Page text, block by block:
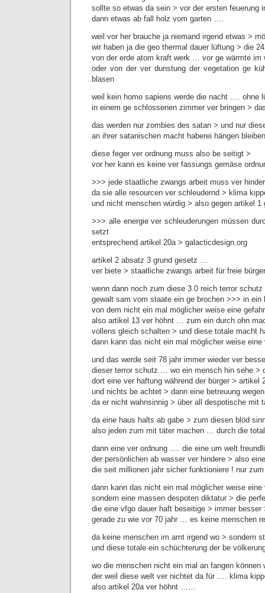
sollte so etwas da sein > vor der ersten feuerung
dann etwas ab fall holz vom garten ….
weil vor her brauche ja niemand irgend etwas >
wir haben ja die geo thermal dauer lüftung > die
von der erde atom kraft werk … vor ge wärmte
oder von der ver dunstung der vegetation ge
blasen
weil kein homo sapiens werde die nacht …. ohne
in einem ge schlossenen zimmer ver bringen >
das werden nur zombies des satan > und nur
an ihrer satanischen macht haberei hängen
diese feger ver ordnung muss also be seitigt >
vor her kann es keine ver fassungs gemäse
>>> jede staatliche zwangs arbeit muss ver
da sie alle resourcen ver schleudernd > klima
und nicht menschen würdig > also gegen artikel 1
>>> alle energie ver schleuderungen müssen
setzt
entsprechend artikel 20a > galacticdesign.org
artikel 2 absatz 3 grund gesetz …
ver biete > staatliche zwangs arbeit für freie
wenn dann noch zum diese 3.0 reich terror
gewalt sam vom staate ein ge brochen >>> in ein
von dem nicht ein mal möglicher weise eine
also artikel 13 ver höhnt … zum ein durch ohn
vollens gleich schalten > und diese totale macht
dann kann das nicht ein mal möglicher weise
und das werde seit 78 jahr immer wieder ver
dieser terror schutz … wo ein mensch hin sehe >
dort eine ver haftung während der bürger > artikel
und nichts be achtet > dann eine betreuung
da er nicht wahnsinnig > über all despotische mit
da eine haus halts ab gabe > zum diesen blöd
also jeden zum mit täter machen … durch die
dann eine ver ordnung …. die eine um welt
der persönlichen ab wasser ver hindere > also
die seit millionen jahr sicher funktioniere ! nur
dann kann das nicht ein mal möglicher weise
sondern eine massen despoten diktatur > die
die eine vfgo dauer haft beseitige > immer besser
gerade zu wie vor 70 jahr … es keine menschen
da keine menschen im amt irgend wo > sondern
und diese totale ein schüchterung der be
wo die menschen nicht ein mal an fangen
der weil diese welt ver nichtet da für …. klima
also artikel 20a ver höhnt ……